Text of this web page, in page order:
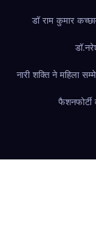
डॉ राम कुमार
नारी शक्ति ने महिला
फैशन